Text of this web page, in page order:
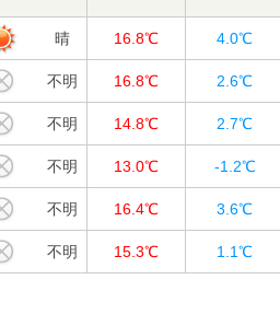
晴 16.8℃ 4.0℃
不明 16.8℃ 2.6℃
不明 14.8℃ 2.7℃
不明 13.0℃ -1.2℃
不明 16.4℃ 3.6℃
不明 15.3℃ 1.1℃